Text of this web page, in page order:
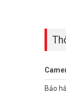
–
–
– Tầm
–
– Hỗ
quay,
Bảo